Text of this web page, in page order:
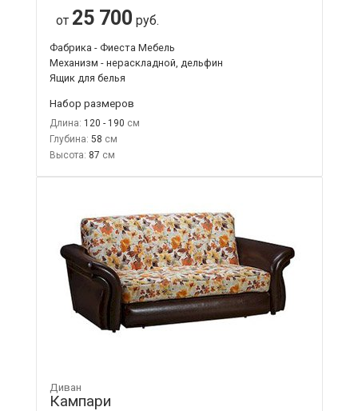
от 25 700 руб.
Фабрика - Фиеста Мебель
Механизм - нераскладной, дельфин
Ящик для белья
Набор размеров
Длина: 120 - 190
Глубина: 58
Высота: 87
Диван
Кампари